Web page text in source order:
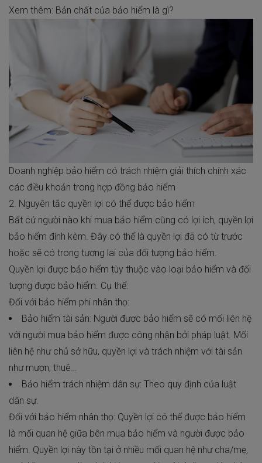
Xem thêm: Bản chất của bảo hiểm là gì?
Doanh nghiệp bảo hiểm có trách nhiệm giải thích chính xác
các điều khoản trong hợp đồng bảo hiểm
2. Nguyên tắc quyền lợi có thể được bảo hiểm
Bất cứ người nào khi mua bảo hiểm cũng có lợi ích, quyền lợi
bảo hiểm đính kèm. Đây có thể là quyền lợi đã có từ trước
hoặc sẽ có trong tương lai của đối tượng bảo hiểm.
Quyền lợi được bảo hiểm tùy thuộc vào loại bảo hiểm và đối
tượng được bảo hiểm. Cụ thể:
Đối với bảo hiểm phi nhân thọ:
Bảo hiểm tài sản: Người được bảo hiểm sẽ có mối liên hệ
với người mua bảo hiểm được công nhận bởi pháp luật. Mối
liên hệ như chủ sở hữu, quyền lợi và trách nhiệm với tài sản
như mượn, thuê…
Bảo hiểm trách nhiệm dân sự: Theo quy định của luật
dân sự.
Đối với bảo hiểm nhân thọ: Quyền lợi có thể được bảo hiểm
là mối quan hệ giữa bên mua bảo hiểm và người được bảo
hiểm. Quyền lợi này tồn tại ở nhiều mối quan hệ như cha/mẹ,